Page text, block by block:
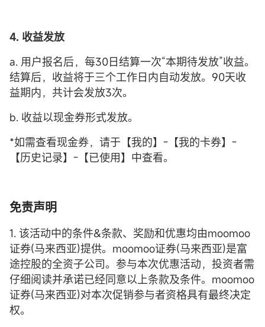
4. 收益发放
a. 用户报名后，每30日结算一次“本期待发放”收益。
结算后，收益将于三个工作日内自动发放。90天收
益期内，共计会发放3次。
b. 收益以现金券形式发放。
*如需查看现金券，请于【我的】-【我的卡券】-
【历史记录】-【已使用】中查看。
免责声明
1. 该活动中的条件&条款、奖励和优惠均由moomoo
证券(马来西亚)提供。moomoo证券(马来西亚)是富
途控股的全资子公司。参与本次优惠活动，投资者需
仔细阅读并承诺已经同意以上条款及条件。moomoo
证券(马来西亚)对本次促销参与者资格具有最终决定
权。